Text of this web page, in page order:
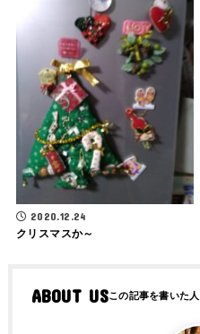
2020.12.24
クリスマスか～
ABOUT US